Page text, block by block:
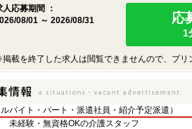
人応募期間 ：
08/01 ～ 2026/08/31
応
1
載を終了した求人は閲覧できませんので、プリ
バイト・パート・派遣社員・紹介予定派遣）
未経験・無資格OKの介護スタッフ